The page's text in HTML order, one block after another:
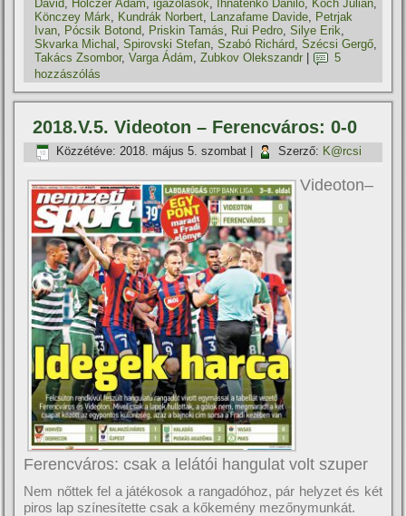
Dávid, Holczer Ádám,igazolások, Ihnatenko Danilo, Koch Julian,
Könczey Márk, Kundrák Norbert, Lanzafame Davide, Petrjak
Ivan, Pócsik Botond, Priskin Tamás, Rui Pedro,Silye Erik,
Skvarka Michal ,Spirovski Stefan,Szabó Richárd,Szécsi Gergő,
Takács Zsombor,Varga Ádám,Zubkov Olekszandr
5
hozzászólás
2018.V.5. Videoton – Ferencváros: 0-0
Közzétéve: 2018. május 5. szombat Szerző: K@rcsi
Videoton–
Ferencváros: csak a lelátói hangulat volt szuper
Nem nőttek fel a játékosok a rangadóhoz, pár helyzet és két
piros lap szí­nesí­tette csak a kőkemény mezőnymunkát.